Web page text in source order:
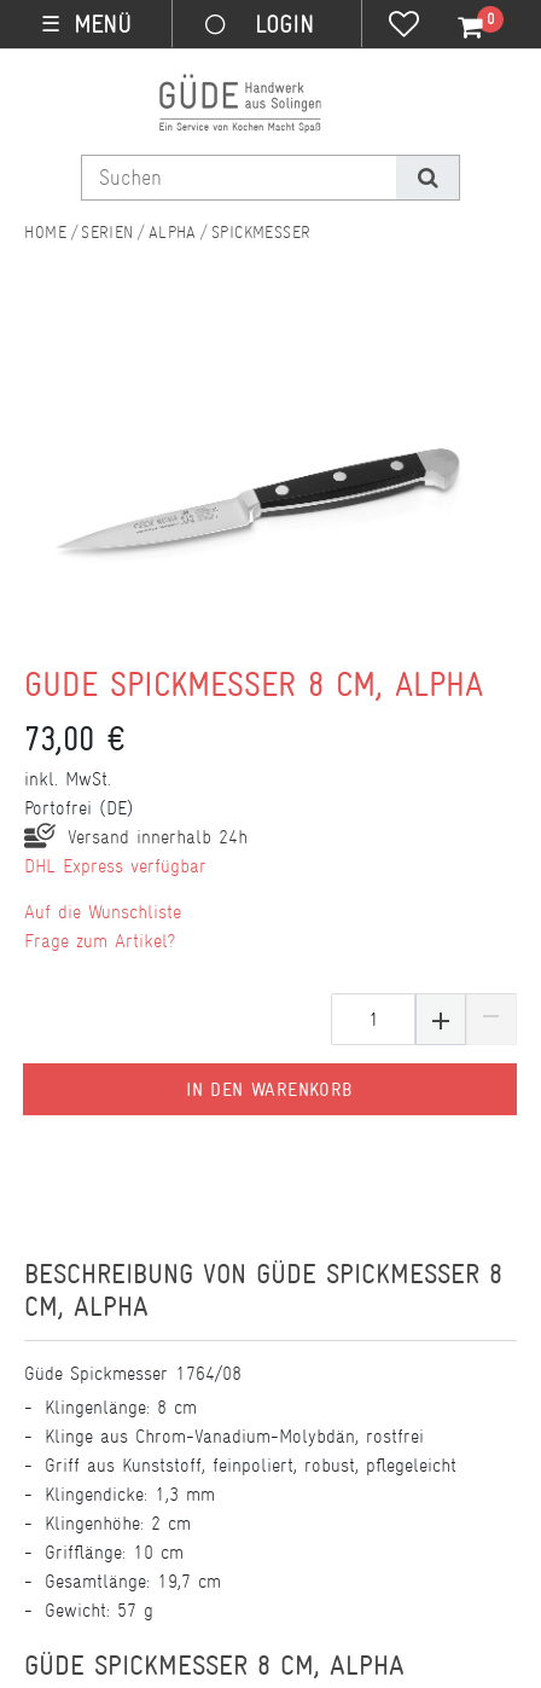
☰ MENÜ 0
SERIEN ALPHA SPICKMESSER
GÜDE SPICKMESSER 8 CM, ALPHA
73,00 €
inkl. MwSt.
Portofrei (DE)
Versand innerhalb 24h
DHL Express verfügbar
IN DEN WARENKORB
Wunschliste
Frage zum Artikel?
BESCHREIBUNG VON GÜDE SPICKMESSER 8
CM, ALPHA
Güde Spickmesser 1764/08
Klingenlänge: 8 cm
Klinge aus Chrom-Vanadium-Molybdän, rostfrei
Griff aus Kunststoff, feinpoliert, robust, pflegeleicht
Klingendicke: 1,3 mm
Klingenhöhe: 2 cm
Grifflänge: 10 cm
Gesamtlänge: 19,7 cm
Gewicht: 57 g
GÜDE SPICKMESSER 8 CM, ALPHA